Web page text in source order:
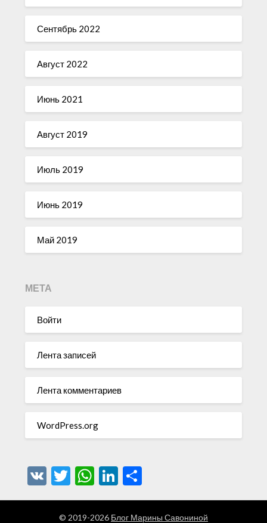
Сентябрь 2022
Август 2022
Июнь 2021
Август 2019
Июль 2019
Июнь 2019
Май 2019
МЕТА
Войти
Лента записей
Лента комментариев
WordPress.org
VK Twitter
WhatsApp
LinkedIn
© 2019-2026 Блог Марины Савониной